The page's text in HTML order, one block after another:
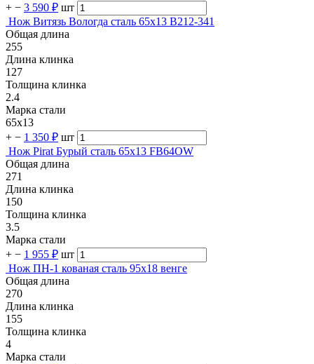
+ − 3 590 ₽ шт
Нож Витязь Вологда сталь 65x13 B212-341
Общая длина
255
Длина клинка
127
Толщина клинка
2.4
Марка стали
65х13
+ − 1 350 ₽ шт
Нож Pirat Бурый сталь 65х13 FB64OW
Общая длина
271
Длина клинка
150
Толщина клинка
3.5
Марка стали
+ − 1 955 ₽ шт
Нож ПН-1 кованая сталь 95х18 венге
Общая длина
270
Длина клинка
155
Толщина клинка
4
Марка стали